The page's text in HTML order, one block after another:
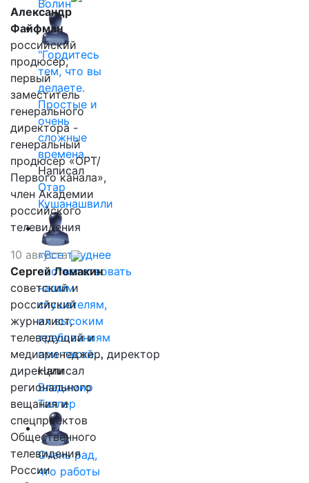
Волин
"Гордитесь
тем, что вы
делаете.
Простые и
очень
сложные
времена…
Написал
Отар
Кушанашвили
«Все труднее
соответствовать
нашим
слушателям,
их высоким
требованиям
при такой…
Написал
Владимир
Таллер
Очень рад,
что работы
Александр
Файфман
российский
продюсер,
первый
заместитель
генерального
директора -
генеральный
продюсер «ОРТ/
Первого канала»,
член Академии
российского
телевидения
10 августа
Сергей Ломакин
советский и
российский
журналист,
телеведущий и
медиаменеджер, директор
дирекции
регионального
вещания и
спецпроектов
Общественного
телевидения
России